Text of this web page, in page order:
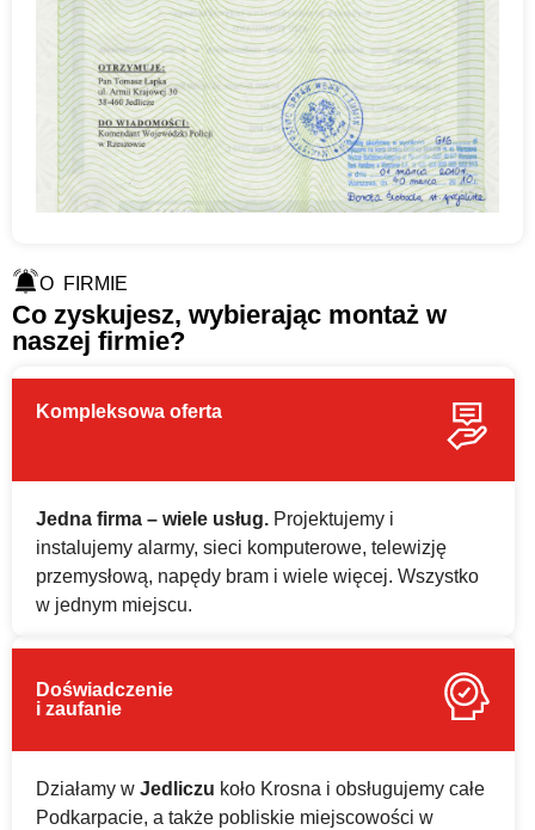
O FIRMIE
Co zyskujesz, wybierając montaż w
naszej firmie?
Jedna firma – wiele usług. Projektujemy i
instalujemy alarmy, sieci komputerowe, telewizję
przemysłową, napędy bram i wiele więcej. Wszystko
w jednym miejscu.
Kompleksowa oferta
Działamy w Jedliczu koło Krosna i obsługujemy całe
Podkarpacie, a także pobliskie miejscowości w
Doświadczenie
i zaufanie